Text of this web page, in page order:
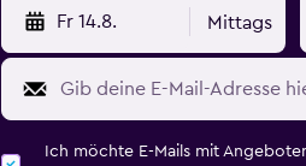
Fr 14.8. Mittags
Ich möchte E-Mails mit